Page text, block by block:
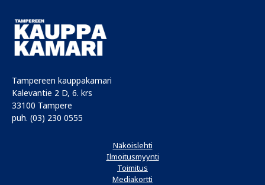
vuoroni
antaa”
Tampereen kauppakamari
Kalevantie 2 D, 6. krs
33100 Tampere
puh. (03) 230 0555
Näköislehti
Ilmoitusmyynti
Toimitus
Mediakortti